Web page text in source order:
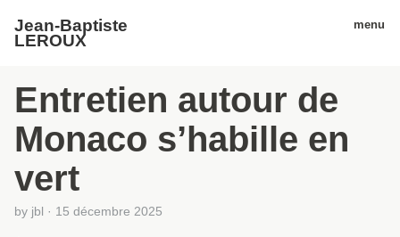
Jean-Baptiste
LEROUX
menu
Entretien autour de
Monaco s’habille en
vert
by jbl · 15 décembre 2025